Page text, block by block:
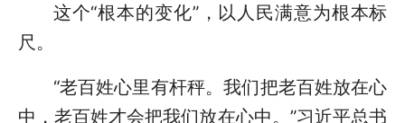
这个“根本的变化”，以人民满意为根本标
尺。
“老百姓心里有杆秤。我们把老百姓放在心
中，老百姓才会把我们放在心中。”习近平总书